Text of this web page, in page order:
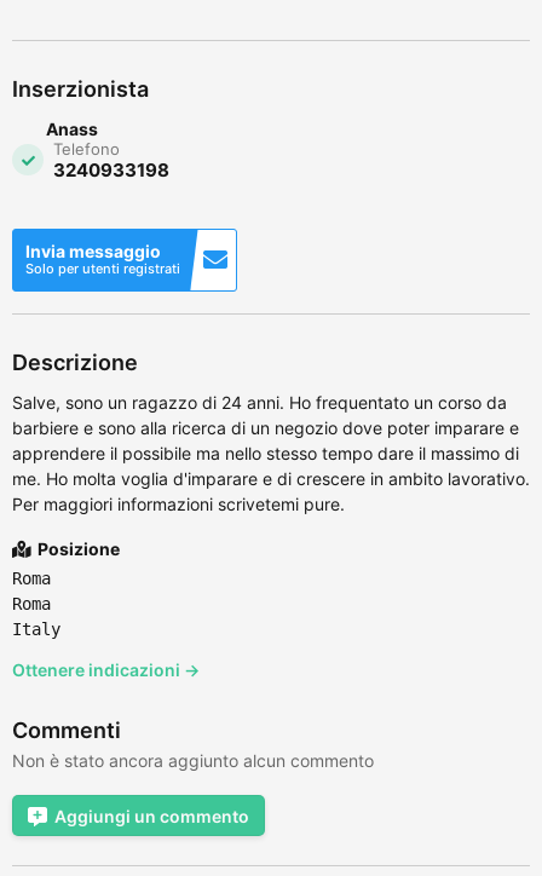
Inserzionista
Anass
Telefono
3240933198
Invia messaggio
Solo per utenti registrati
Descrizione
Salve, sono un ragazzo di 24 anni. Ho frequentato un corso da
barbiere e sono alla ricerca di un negozio dove poter imparare e
apprendere il possibile ma nello stesso tempo dare il massimo di
me. Ho molta voglia d'imparare e di crescere in ambito lavorativo.
Per maggiori informazioni scrivetemi pure.
Posizione
Roma
Roma
Italy
Ottenere indicazioni →
Commenti
Non è stato ancora aggiunto alcun commento
Aggiungi un commento